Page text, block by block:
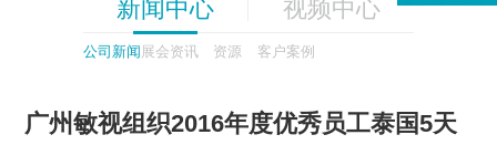
新闻中心
公司新闻 展会资讯 资源 客户案例
视频中心
广州敏视组织2016年度优秀员工泰国5天